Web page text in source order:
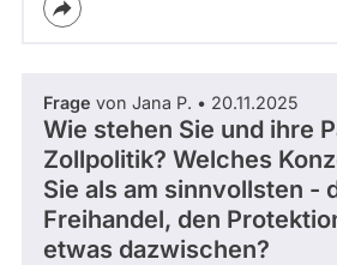
Frage von Jana P. • 20.11.2025
Wie stehen Sie und ihre
Zollpolitik? Welches
Sie als am sinnvollsten -
Freihandel, den
etwas dazwischen?